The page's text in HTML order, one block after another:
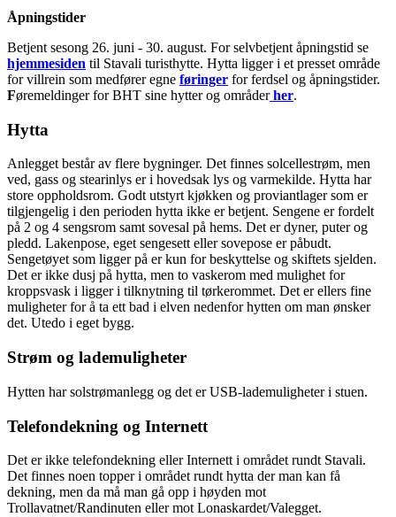
Åpningstider
Betjent sesong 26. juni - 30. august. For selvbetjent åpningstid se
hjemmesiden til Stavali turisthytte. Hytta ligger i et presset område
for villrein som medfører egne føringer for ferdsel og åpningstider.
Føremeldinger for BHT sine hytter og områderher.
Hytta
Anlegget består av flere bygninger. Det finnes solcellestrøm, men
ved, gass og stearinlys er i hovedsak lys og varmekilde. Hytta har
store oppholdsrom. Godt utstyrt kjøkken og proviantlager som er
tilgjengelig i den perioden hytta ikke er betjent. Sengene er fordelt
på 2 og 4 sengsrom samt sovesal på hems. Det er dyner, puter og
pledd. Lakenpose, eget sengesett eller sovepose er påbudt.
Sengetøyet som ligger på er kun for beskyttelse og skiftets sjelden.
Det er ikke dusj på hytta, men to vaskerom med mulighet for
kroppsvask i ligger i tilknytning til tørkerommet. Det er ellers fine
muligheter for å ta ett bad i elven nedenfor hytten om man ønsker
det. Utedo i eget bygg.
Strøm og lademuligheter
Hytten har solstrømanlegg og det er USB-lademuligheter i stuen.
Telefondekning og Internett
Det er ikke telefondekning eller Internett i området rundt Stavali.
Det finnes noen topper i området rundt hytta der man kan få
dekning, men da må man gå opp i høyden mot
Trollavatnet/Randinuten eller mot Lonaskardet/Valegget.